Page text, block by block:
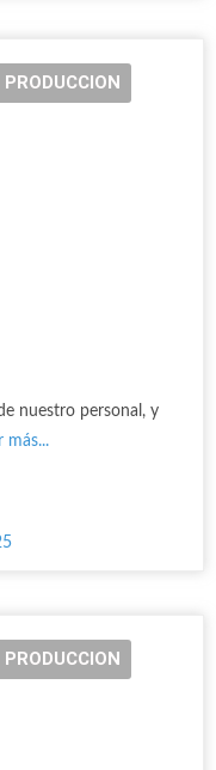
nuestro personal, y
más...